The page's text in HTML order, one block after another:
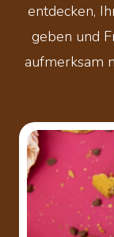
entdecken,
geben und
aufmerksam